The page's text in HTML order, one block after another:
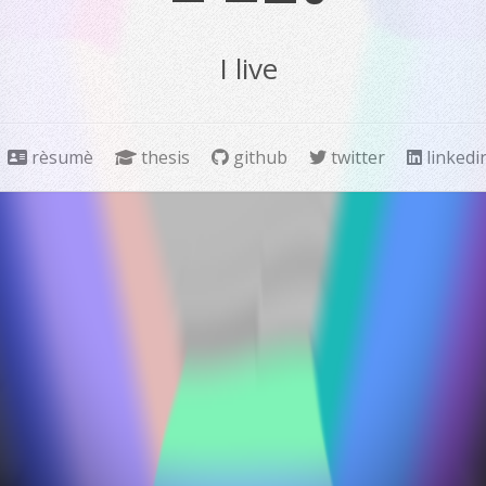
I live in A
rèsumè thesis github twitter